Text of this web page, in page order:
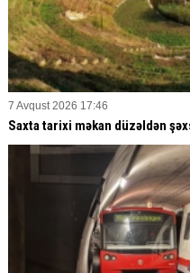
7 Avqust 2026 17:46
Saxta tarixi məkan düzəldən